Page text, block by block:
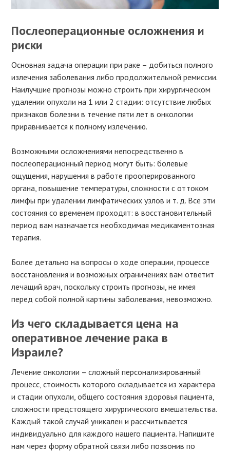
Послеоперационные осложнения и
риски
Основная задача операции при раке – добиться полного
излечения заболевания либо продолжительной ремиссии.
Наилучшие прогнозы можно строить при хирургическом
удалении опухоли на 1 или 2 стадии: отсутствие любых
признаков болезни в течение пяти лет в онкологии
приравнивается к полному излечению.
Возможными осложнениями непосредственно в
послеоперационный период могут быть: болевые
ощущения, нарушения в работе прооперированного
органа, повышение температуры, сложности с оттоком
лимфы при удалении лимфатических узлов и т. д. Все эти
состояния со временем проходят: в восстановительный
период вам назначается необходимая медикаментозная
терапия.
Более детально на вопросы о ходе операции, процессе
восстановления и возможных ограничениях вам ответит
лечащий врач, поскольку строить прогнозы, не имея
перед собой полной картины заболевания, невозможно.
Из чего складывается цена на
оперативное лечение рака в
Израиле?
Лечение онкологии – сложный персонализированный
процесс, стоимость которого складывается из характера
и стадии опухоли, общего состояния здоровья пациента,
сложности предстоящего хирургического вмешательства.
Каждый такой случай уникален и рассчитывается
индивидуально для каждого нашего пациента. Напишите
нам через форму обратной связи либо позвонив по